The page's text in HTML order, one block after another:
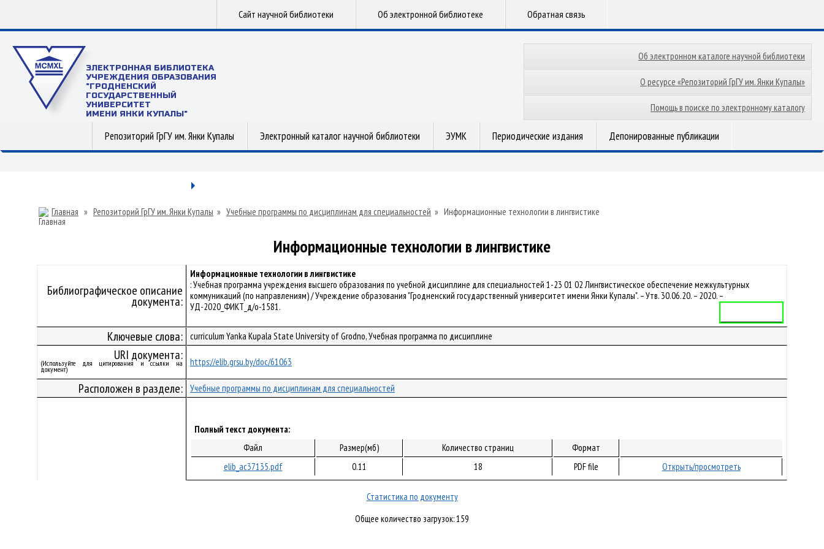
Сайт научной библиотеки Об электронной библиотеке Обратная связь
ЭЛЕКТРОННАЯ БИБЛИОТЕКА
УЧРЕЖДЕНИЯ ОБРАЗОВАНИЯ
"ГРОДНЕНСКИЙ
ГОСУДАРСТВЕННЫЙ
УНИВЕРСИТЕТ
ИМЕНИ ЯНКИ КУПАЛЫ"
Об электронном каталоге научной библиотеки
О ресурсе «Репозиторий ГрГУ им. Янки Купалы»
Помощь в поиске по электронному каталогу
Репозиторий ГрГУ им. Янки Купалы Электронный каталог научной библиотеки ЭУМК Периодические издания Депонированные публикации
Главная » Репозиторий ГрГУ им. Янки Купалы » Учебные программы по дисциплинам для специальностей » Информационные технологии в лингвистике
Информационные технологии в лингвистике
Библиографическое описание
документа:
Информационные технологии в лингвистике
: Учебная программа учреждения высшего образования по учебной дисциплине для специальностей 1-23 01 02 Лингвистическое обеспечение межкультурных
коммуникаций (по направлениям) / Учреждение образования "Гродненский государственный университет имени Янки Купалы". – Утв. 30.06.20. – 2020. –
УД-2020_ФИКТ_д/о-1581.
Ключевые слова: curriculum Yanka Kupala State University of Grodno, Учебная программа по дисциплине
URI документа:
(Используйте для цитирования и ссылки на
документ)
https://elib.grsu.by/doc/61063
Расположен в разделе: Учебные программы по дисциплинам для специальностей
Полный текст документа:
Файл
Размер(мб) Количество страниц
Формат
elib_ac37135.pdf
0.11 18 PDF file Открыть/просмотреть
Статистика по документу
Общее количество загрузок: 159